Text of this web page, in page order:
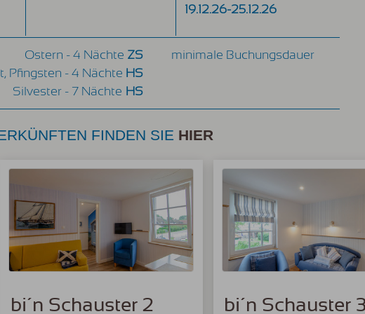
19.12.26-25.12.26
Ostern - 4 Nächte ZS
Pfingsten - 4 Nächte HS
Silvester - 7 Nächte HS
minimale Buchungsdauer
FINDEN SIE HIER
bi´n Schauster 2 bi´n Schauster